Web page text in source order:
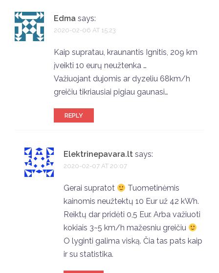
Edma says:
2020-02-06 AT 15:23
Kaip supratau, kraunantis Ignitis, 209 km
įveikti 10 eurų neužtenka …
Važiuojant dujomis ar dyzeliu 68km/h
greičiu tikriausiai pigiau gaunasi…
REPLY
Elektrinepavara.lt says:
2020-02-07 AT 20:07
Gerai supratot
Tuometinėmis
kainomis neužtektų 10 Eur už 42 kWh.
Reiktų dar pridėti 0,5 Eur. Arba važiuoti
kokiais 3~5 km/h mažesniu greičiu
O lyginti galima viską. Čia tas pats kaip
ir su statistika.